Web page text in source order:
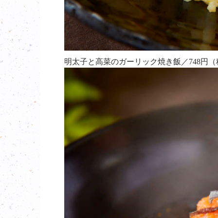
明太子と高菜のガーリック焼き飯／748円